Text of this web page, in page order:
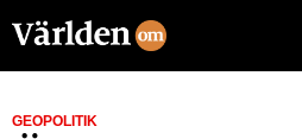
GEOPOLITIK